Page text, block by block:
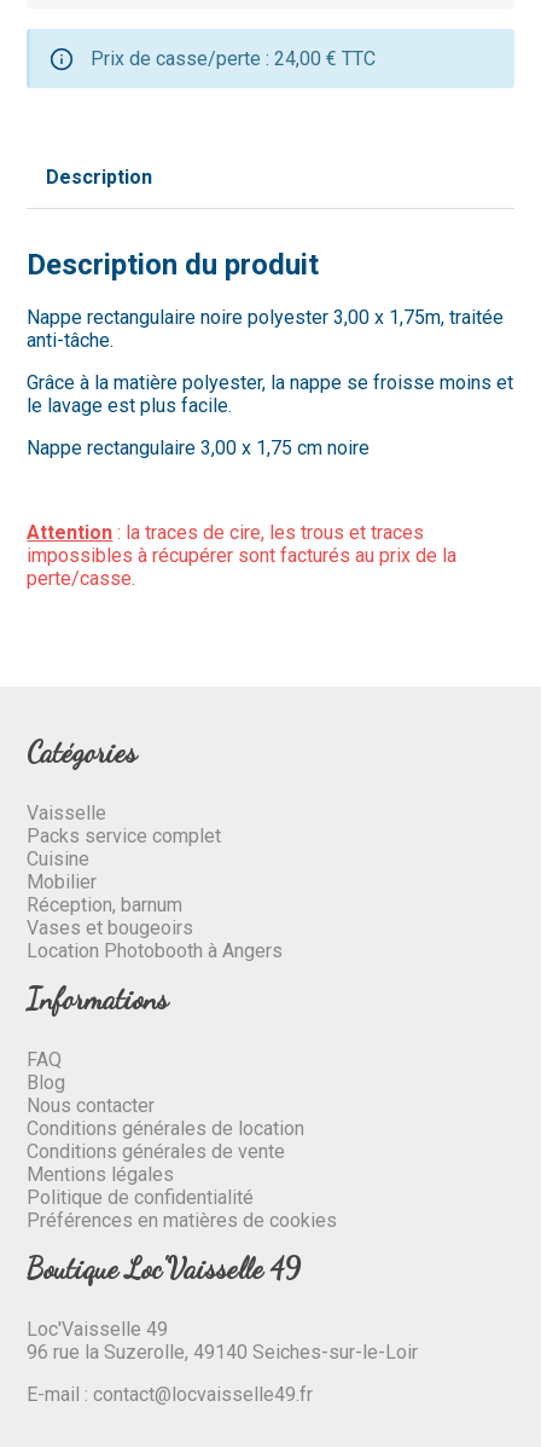
Prix de casse/perte : 24,00 € TTC
Description
Description du produit
Nappe rectangulaire noire polyester 3,00 x 1,75m, traitée
anti-tâche.
Grâce à la matière polyester, la nappe se froisse moins et
le lavage est plus facile.
Nappe rectangulaire 3,00 x 1,75 cm noire
Attention : la traces de cire, les trous et traces
impossibles à récupérer sont facturés au prix de la
perte/casse.
Catégories
Vaisselle
Packs service complet
Cuisine
Mobilier
Réception, barnum
Vases et bougeoirs
Location Photobooth à Angers
Informations
FAQ
Blog
Nous contacter
Conditions générales de location
Conditions générales de vente
Mentions légales
Politique de confidentialité
Préférences en matières de cookies
Boutique Loc'Vaisselle 49
Loc'Vaisselle 49
96 rue la Suzerolle, 49140 Seiches-sur-le-Loir
E-mail :contact@locvaisselle49.fr